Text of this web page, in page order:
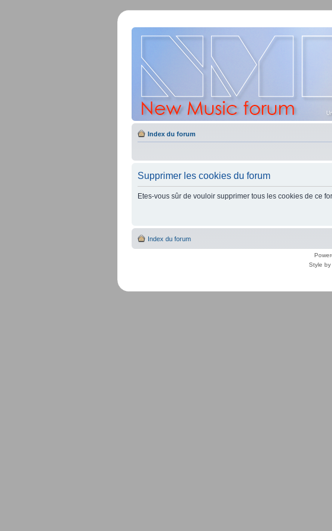
Index du forum
Supprimer les cookies du forum
Etes-vous sûr de vouloir supprimer tous les cookies de ce
Index du forum
Style by